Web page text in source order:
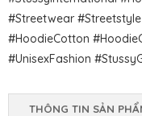
#Streetwear
#HoodieCotton
#UnisexFashion
THÔNG TIN SẢN